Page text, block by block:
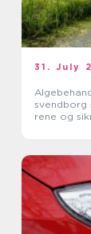
31. July
svendborg sådan får du
rene og